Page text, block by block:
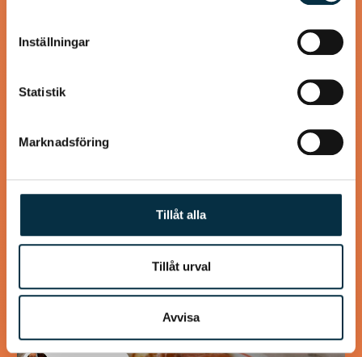
Dessa kan i sin tur kombinera informationen med annan
information som du har tillhandahållit eller som de har
samlat in när du har använt deras tjänster.
Inställningar
Statistik
Marknadsföring
Tillåt alla
Tillåt urval
Avvisa
Turkisk köfte
En längtan till Turkisk mat